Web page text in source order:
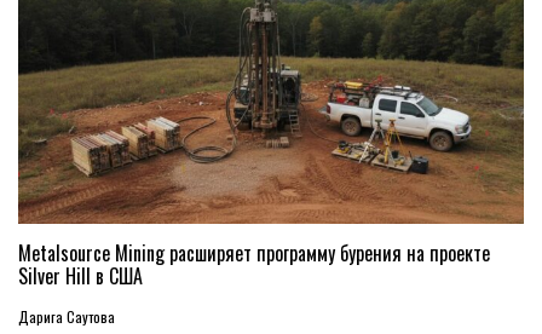
Metalsource Mining расширяет программу бурения на проекте
Silver Hill в США
Дарига Саутова